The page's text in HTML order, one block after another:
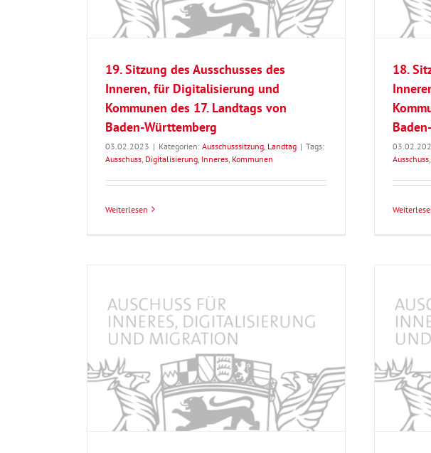
19. Sitzung des Ausschusses des
Inneren, für Digitalisierung und
Kommunen des 17. Landtags von
Baden-Württemberg
03.02.2023 | Kategorien: Ausschusssitzung Landtag | Tags:
Ausschuss Digitalisierung Inneres Kommunen
Weiterlesen
18.
Ausschuss
Verabschiedung des 42. Studienjahrgangs der
Hochschule für Polizei